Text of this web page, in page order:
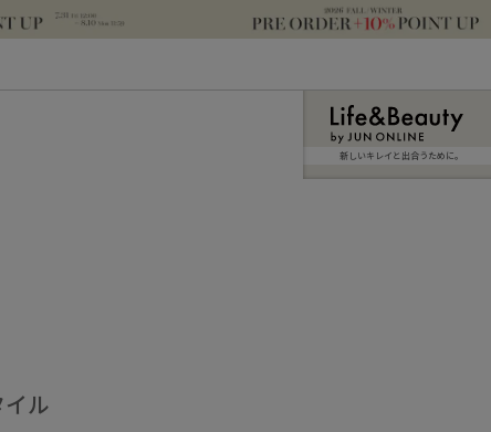
新しいキレイと出合うために。
ル